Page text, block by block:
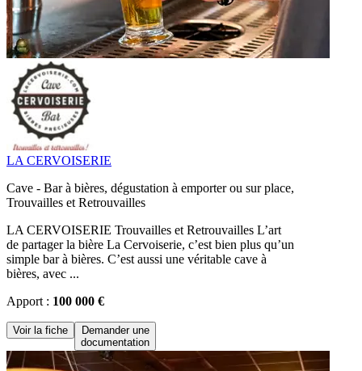
LA CERVOISERIE
Cave - Bar à bières, dégustation à emporter ou sur place,
Trouvailles et Retrouvailles
LA CERVOISERIE Trouvailles et Retrouvailles L’art
de partager la bière La Cervoiserie, c’est bien plus qu’un
simple bar à bières. C’est aussi une véritable cave à
bières, avec ...
Apport : 100 000 €
Voir la fiche
Demander une
documentation